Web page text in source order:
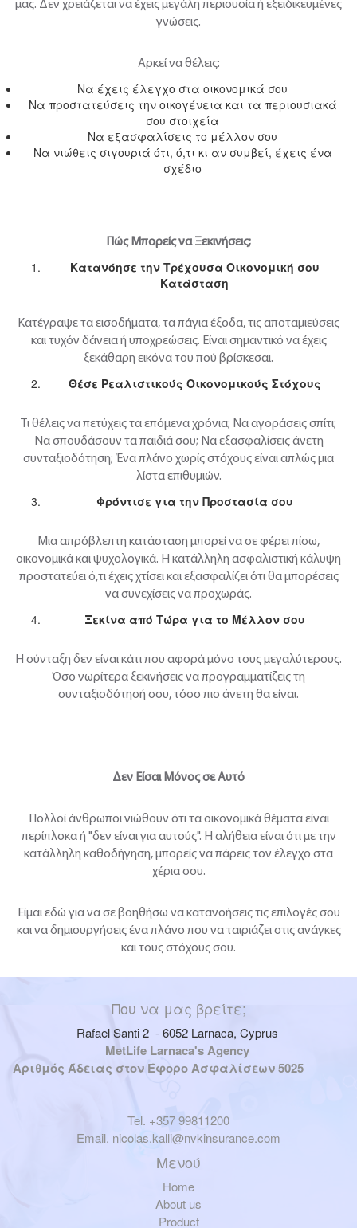
μας. Δεν χρειάζεται να έχεις μεγάλη περιουσία ή εξειδικευμένες
γνώσεις.
Αρκεί να θέλεις:
Να έχεις έλεγχο στα οικονομικά σου
Να προστατεύσεις την οικογένεια και τα περιουσιακά
σου στοιχεία
Να εξασφαλίσεις το μέλλον σου
Να νιώθεις σιγουριά ότι, ό,τι κι αν συμβεί, έχεις ένα
σχέδιο
Πώς Μπορείςνα Ξεκινήσεις;
Κατανόησε την Τρέχουσα Οικονομική σου
Κατάσταση
Κατέγραψε τα εισοδήματα, τα πάγια έξοδα, τις αποταμιεύσεις
και τυχόν δάνεια ή υποχρεώσεις. Είναι σημαντικό να έχεις
ξεκάθαρη εικόνα του πού βρίσκεσαι.
Θέσε Ρεαλιστικούς Οικονομικούς Στόχους
Τι θέλεις να πετύχεις τα επόμενα χρόνια; Να αγοράσεις σπίτι;
Να σπουδάσουν τα παιδιά σου; Να εξασφαλίσεις άνετη
συνταξιοδότηση; Ένα πλάνο χωρίς στόχους είναι απλώς μια
λίστα επιθυμιών.
Φρόντισε για την Προστασία σου
Μια απρόβλεπτη κατάσταση μπορεί να σε φέρει πίσω,
οικονομικά και ψυχολογικά. Η κατάλληλη ασφαλιστική κάλυψη
προστατεύει ό,τι έχεις χτίσει και εξασφαλίζει ότι θα μπορέσεις
να συνεχίσεις να προχωράς.
Ξεκίνα από Τώρα για το Μέλλον σου
Η σύνταξη δεν είναι κάτι που αφορά μόνο τους μεγαλύτερους.
Όσο νωρίτερα ξεκινήσεις να προγραμματίζεις τη
συνταξιοδότησή σου, τόσο πιο άνετη θα είναι.
Δεν Είσαι ΜόνοςσεΑυτό
Πολλοί άνθρωποι νιώθουν ότι τα οικονομικά θέματα είναι
περίπλοκα ή "δεν είναι για αυτούς". Η αλήθεια είναι ότι με την
κατάλληλη καθοδήγηση, μπορείς να πάρεις τον έλεγχο στα
χέρια σου.
Είμαι εδώ για να σε βοηθήσω να κατανοήσεις τις επιλογές σου
και να δημιουργήσεις ένα πλάνο που να ταιριάζει στις ανάγκες
και τους στόχους σου.
Που να μας βρείτε;
Rafael Santi 2 - 6052 Larnaca, Cyprus
MetLife Larnaca's Agency
Αριθμός Άδειας στον Έφορο Ασφαλίσεων 5025
Tel. +357 99811200
Email. nicolas.kalli@nvkinsurance.com
Μενού
Home
About us
Product